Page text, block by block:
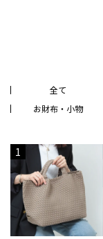
全て
お財布・小物
1